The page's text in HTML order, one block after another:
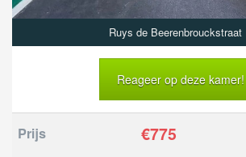
Ruys de Beerenbrouckstraat
Reageer op deze kamer!
Prijs €775